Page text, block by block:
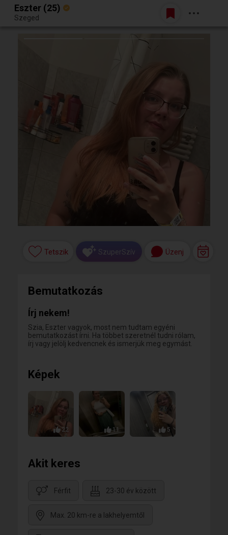
Egy jó randiból bármi lehet.
Belépés
Eszter (25)
Szeged
Tetszik SzuperSzív Üzenj
Bemutatkozás
Írj nekem!
Szia, Eszter vagyok, most nem tudtam egyéni
bemutatkozást írni. Ha többet szeretnél tudni rólam,
írj vagy jelölj kedvencnek és ismerjük meg egymást.
Képek
22 11 5
Akit keres
Férfit 23-30 év között
Max. 20 km-re a lakhelyemtől